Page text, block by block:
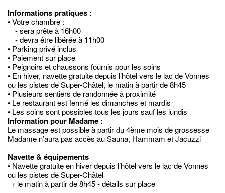
Informations pratiques :
• Votre chambre :
- sera prête à 16h00
- devra être libérée à 11h00
• Parking privé inclus
• Paiement sur place
• Peignoirs et chaussons fournis pour les soins
• En hiver, navette gratuite depuis l’hôtel vers le lac de Vonnes
ou les pistes de Super-Châtel, le matin à partir de 8h45
• Plusieurs sentiers de randonnée à proximité
• Le restaurant est fermé les dimanches et mardis
• Les soins sont possibles tous les jours sauf les lundis
Information pour Madame :
Le massage est possible à partir du 4ème mois de grossesse
Madame n’aura pas accès au Sauna, Hammam et Jacuzzi
Navette & équipements
• Navette gratuite en hiver depuis l’hôtel vers le lac de Vonnes
ou les pistes de Super-Châtel
→ le matin à partir de 8h45 - détails sur place